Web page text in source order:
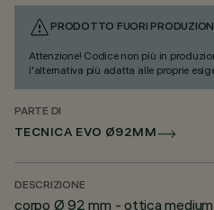
PRODOTTO FUORI
Attenzione! Codice non più in
l'alternativa più adatta alle proprie
PARTE DI
TECNICA EVO Ø92MM
DESCRIZIONE
corpo Ø 92 mm - ottica medium